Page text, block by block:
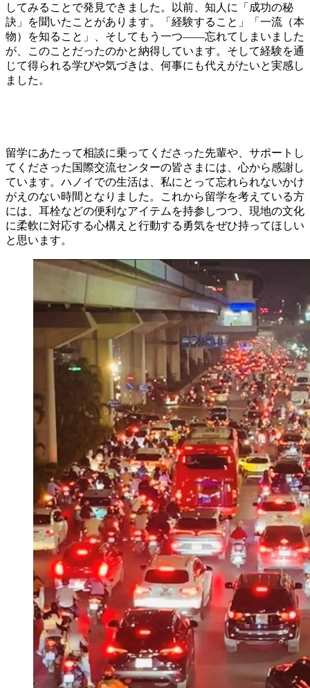
してみることで発見できました。以前、知人に「成功の秘
訣」を聞いたことがあります。「経験すること」「一流（本
物）を知ること」、そしてもう一つ――忘れてしまいました
が、このことだったのかと納得しています。そして経験を通
じて得られる学びや気づきは、何事にも代えがたいと実感し
ました。
留学にあたって相談に乗ってくださった先輩や、サポートし
てくださった国際交流センターの皆さまには、心から感謝し
ています。ハノイでの生活は、私にとって忘れられないかけ
がえのない時間となりました。これから留学を考えている方
には、耳栓などの便利なアイテムを持参しつつ、現地の文化
に柔軟に対応する心構えと行動する勇気をぜひ持ってほしい
と思います。